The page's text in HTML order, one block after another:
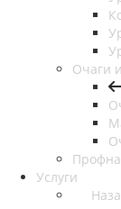
Очаги
Услуги